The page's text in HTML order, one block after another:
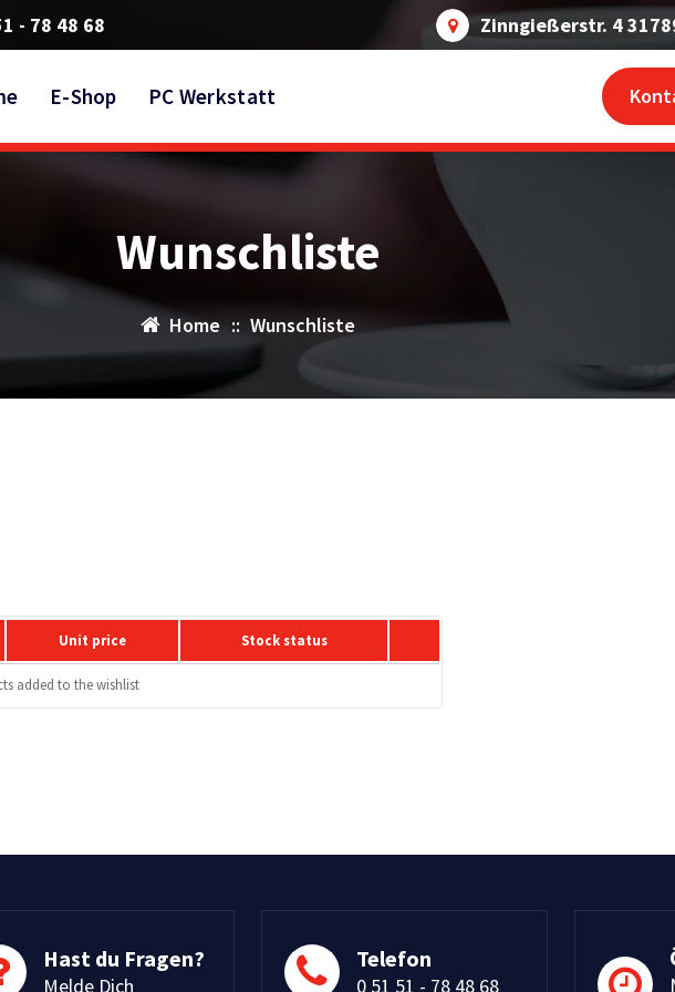
- 78 48 68 Zinngießerstr. 4
E-Shop PC Werkstatt
Wunschliste
Home :: Wunschliste
Unit price Stock status
added to the wishlist
Hast du Fragen?
Melde Dich
Telefon
0 51 51 - 78 48 68